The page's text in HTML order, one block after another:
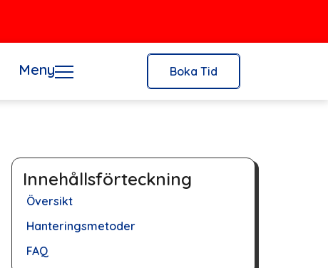
Meny Boka Tid
Innehållsförteckning
Översikt
Hanteringsmetoder
FAQ